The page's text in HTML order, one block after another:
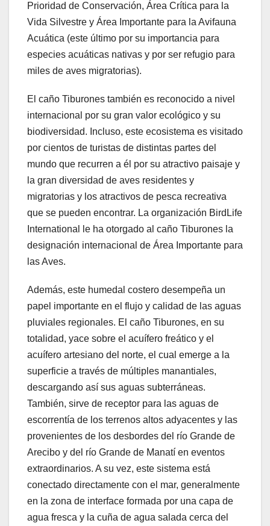
Prioridad de Conservación, Área Crítica para la
Vida Silvestre y Área Importante para la Avifauna
Acuática (este último por su importancia para
especies acuáticas nativas y por ser refugio para
miles de aves migratorias).
El caño Tiburones también es reconocido a nivel
internacional por su gran valor ecológico y su
biodiversidad. Incluso, este ecosistema es visitado
por cientos de turistas de distintas partes del
mundo que recurren a él por su atractivo paisaje y
la gran diversidad de aves residentes y
migratorias y los atractivos de pesca recreativa
que se pueden encontrar. La organización BirdLife
International le ha otorgado al caño Tiburones la
designación internacional de Área Importante para
las Aves.
Además, este humedal costero desempeña un
papel importante en el flujo y calidad de las aguas
pluviales regionales. El caño Tiburones, en su
totalidad, yace sobre el acuífero freático y el
acuífero artesiano del norte, el cual emerge a la
superficie a través de múltiples manantiales,
descargando así sus aguas subterráneas.
También, sirve de receptor para las aguas de
escorrentía de los terrenos altos adyacentes y las
provenientes de los desbordes del río Grande de
Arecibo y del río Grande de Manatí en eventos
extraordinarios. A su vez, este sistema está
conectado directamente con el mar, generalmente
en la zona de interface formada por una capa de
agua fresca y la cuña de agua salada cerca del